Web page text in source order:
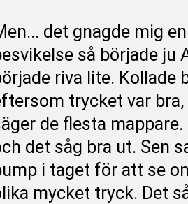
det gnagde mig
så började ju
riva lite. Kollade
trycket var
de flesta
det såg bra ut. Sen
i taget för att se
mycket tryck. Det